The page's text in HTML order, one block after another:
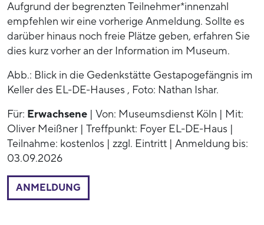
Aufgrund der begrenzten Teilnehmer*innenzahl
empfehlen wir eine vorherige Anmeldung. Sollte es
darüber hinaus noch freie Plätze geben, erfahren Sie
dies kurz vorher an der Information im Museum.
Abb.: Blick in die Gedenkstätte Gestapogefängnis im
Keller des EL-DE-Hauses , Foto: Nathan Ishar.
Für: Erwachsene | Von: Museumsdienst Köln | Mit:
Oliver Meißner | Treffpunkt: Foyer EL-DE-Haus |
Teilnahme: kostenlos | zzgl. Eintritt | Anmeldung bis:
03.09.2026
ANMELDUNG